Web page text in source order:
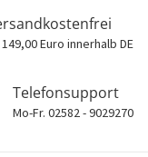
Euro innerhalb DE
Telefonsupport
Mo-Fr. 02582 - 9029270